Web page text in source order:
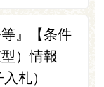
』【条件
型）情報
札）